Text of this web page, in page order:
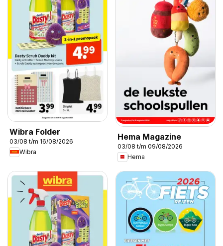
Wibra Folder
03/08 t/m 16/08/2026
Wibra
Hema Magazine
03/08 t/m 09/08/2026
Hema